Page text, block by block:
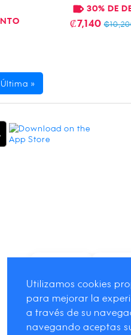
Utilizamos cookies
para mejorar la
a través de su
navegando aceptas
30% DE
₡7,140
Última »